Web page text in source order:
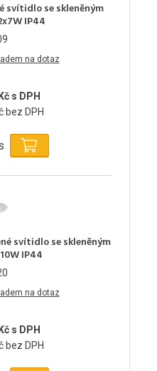
svítidlo se skleněným
IP44
na dotaz
s DPH
bez DPH
svítidlo se skleněným
IP44
na dotaz
s DPH
bez DPH